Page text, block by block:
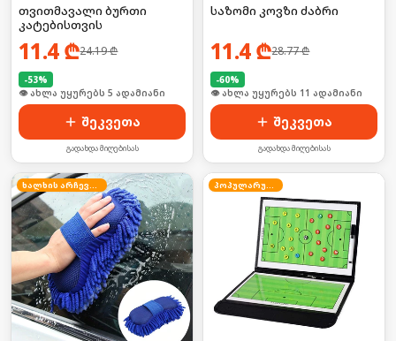
თვითმავალი ბურთი
კატებისთვის
11.4₾24.19₾
-53%
🛒 ბოლო 24სთ-ში იყიდა 11-მა
შეკვეთა
გადახდა მიღებისას
საზომი კოვზი ძაბრი
11.4₾28.77₾
-60%
🛒 ბოლო 24სთ-ში იყიდა 14-მა
შეკვეთა
გადახდა მიღებისას